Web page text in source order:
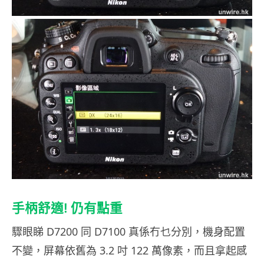
手柄舒適! 仍有點重
驟眼睇 D7200 同 D7100 真係冇乜分別，機身配置
不變，屏幕依舊為 3.2 吋 122 萬像素，而且拿起感